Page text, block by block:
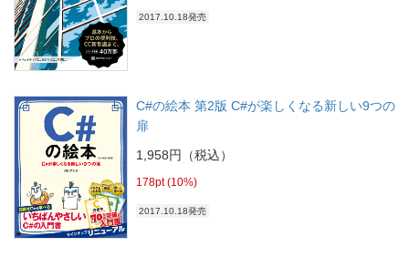
2017.10.18発売
C#の絵本 第2版 C#が楽しくなる新しい9つの
扉
1,958円（税込）
178pt (10%)
2017.10.18発売